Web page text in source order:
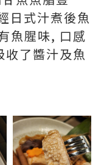
日式汁煮後魚
魚腥味, 口感
了醬汁及魚